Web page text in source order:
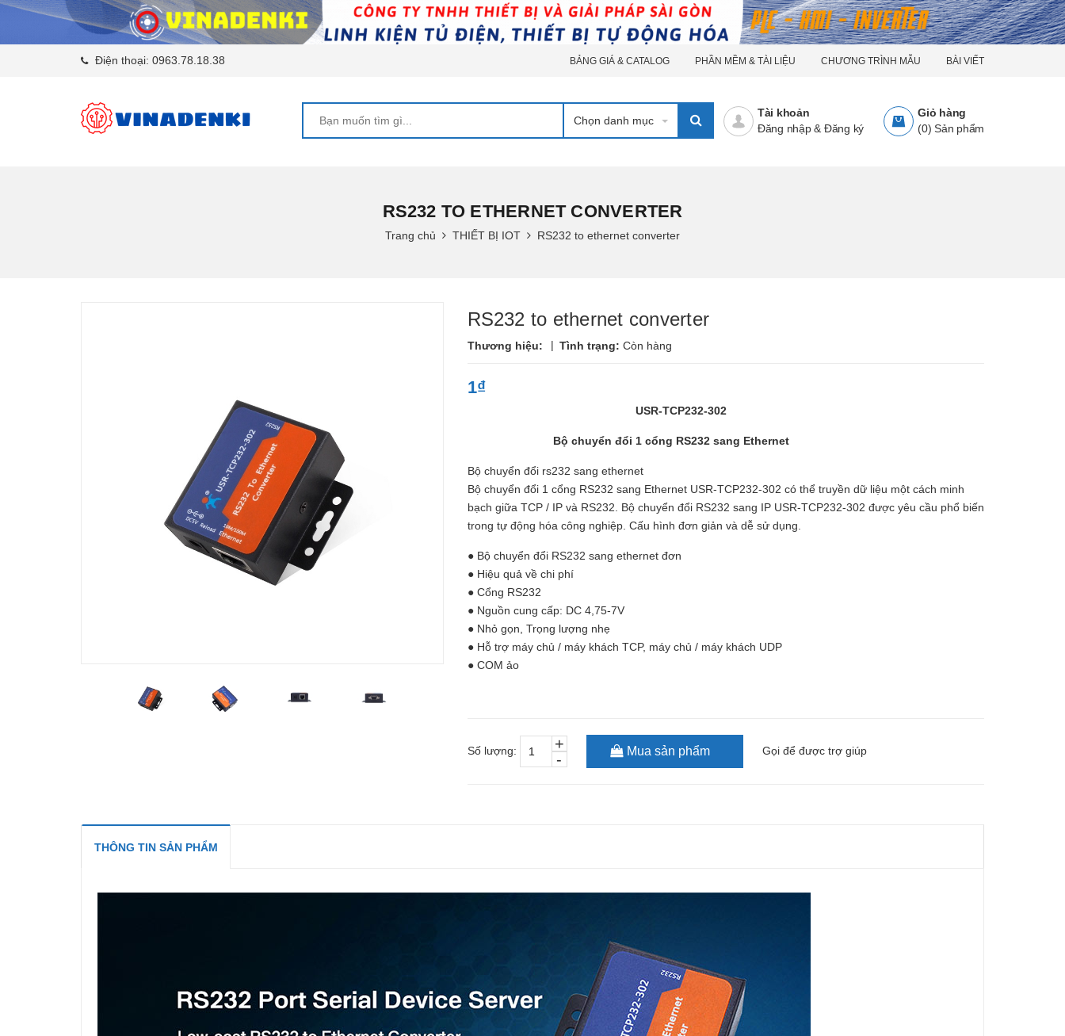
Điện thoại: 0963.78.18.38 BẢNG GIÁ & CATALOG PHẦN MỀM & TÀI LIỆU CHƯƠNG TRÌNH MẪU BÀI VIẾT
Chọn danh mục
Giỏ hàng
(0) Sản phẩm
Tài khoản
Đăng nhập& Đăng ký
RS232 TO ETHERNET CONVERTER
Trang chủ THIẾT BỊ IOT RS232 to ethernet converter
RS232 to ethernet converter
Thương hiệu: | Tình trạng: Còn hàng
1₫
USR-TCP232-302
Bộ chuyển đổi 1 cổng RS232 sang Ethernet
Bộ chuyển đổi rs232 sang ethernet
Bộ chuyển đổi 1 cổng RS232 sang Ethernet USR-TCP232-302 có thể truyền dữ liệu một cách minh
bạch giữa TCP / IP và RS232. Bộ chuyển đổi RS232 sang IP USR-TCP232-302 được yêu cầu phổ biến
trong tự động hóa công nghiệp. Cấu hình đơn giản và dễ sử dụng.
● Bộ chuyển đổi RS232 sang ethernet đơn
● Hiệu quả về chi phí
● Cổng RS232
● Nguồn cung cấp: DC 4,75-7V
● Nhỏ gọn, Trọng lượng nhẹ
● Hỗ trợ máy chủ / máy khách TCP, máy chủ / máy khách UDP
● COM ảo
Số lượng: -
+ Mua sản phẩm Gọi để được trợ giúp
THÔNG TIN SẢN PHẨM